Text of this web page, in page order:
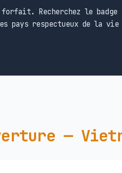
Recherchez le badge
respectueux de la
—